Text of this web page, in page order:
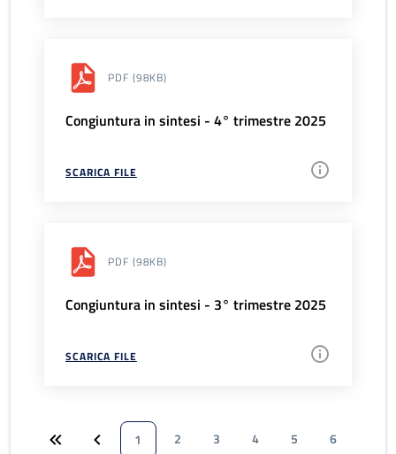
PDF (98KB)
Congiuntura in sintesi - 4° trimestre 2025
SCARICA FILE
PDF (98KB)
Congiuntura in sintesi - 3° trimestre 2025
SCARICA FILE
1 2 3 4 5
6